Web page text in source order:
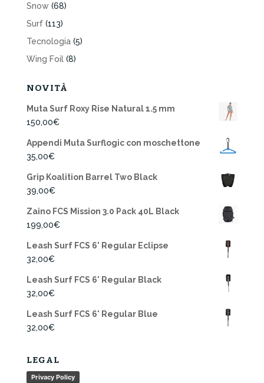
Snow (68)
Surf (113)
Tecnologia (5)
Wing Foil (8)
NOVITÀ
Muta Surf Roxy Rise Natural 1.5 mm
150,00€
Appendi Muta Surflogic con moschettone
35,00€
Grip Koalition Barrel Two Black
39,00€
Zaino FCS Mission 3.0 Pack 40L Black
199,00€
Leash Surf FCS 6' Regular Eclipse
32,00€
Leash Surf FCS 6' Regular Black
32,00€
Leash Surf FCS 6' Regular Blue
32,00€
LEGAL
Privacy Policy